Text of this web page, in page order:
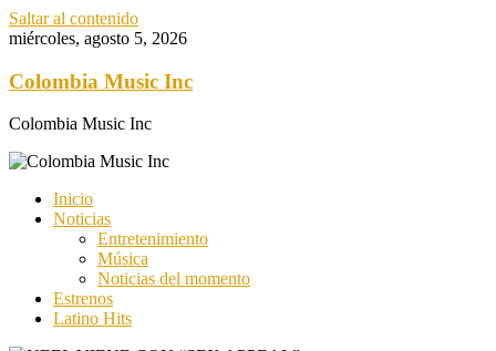
Saltar al contenido
miércoles, agosto 5, 2026
Colombia Music Inc
Colombia Music Inc
Inicio
Noticias
Entretenimiento
Música
Noticias del momento
Estrenos
Latino Hits